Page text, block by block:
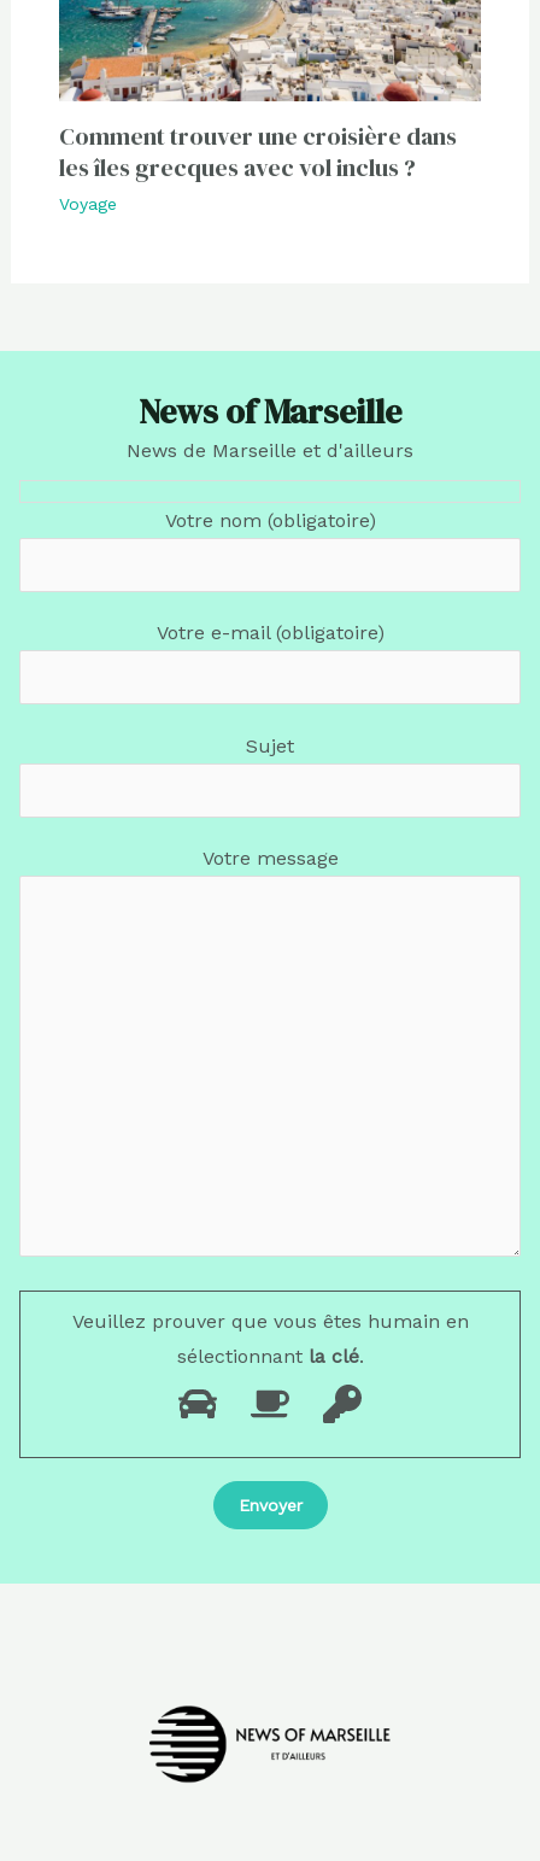
Comment trouver une croisière dans
les îles grecques avec vol inclus ?
Voyage
News of Marseille
News de Marseille et d'ailleurs
Votre nom (obligatoire)
Votre e-mail (obligatoire)
Sujet
Votre message
Veuillez prouver que vous êtes humain en
sélectionnantla clé.